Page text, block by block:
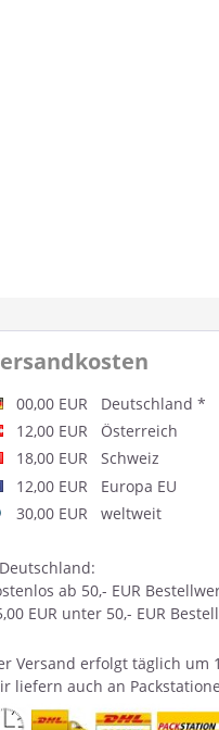
00,00 EUR Deutschland *
12,00 EUR Österreich
18,00 EUR Schweiz
12,00 EUR Europa EU
30,00 EUR weltweit
ab 50,- EUR
EUR unter 50,- EUR
Versand erfolgt täglich um
liefern auch an